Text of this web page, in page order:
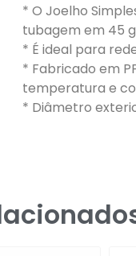
* O Joelho
tubagem em 45
* É ideal para
* Fabricado em
temperatura e
* Diâmetro